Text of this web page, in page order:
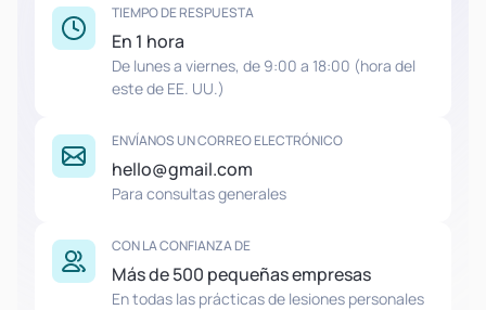
TIEMPO DE RESPUESTA
En 1 hora
De lunes a viernes, de 9:00 a 18:00 (hora del
este de EE. UU.)
ENVÍANOS UN CORREO ELECTRÓNICO
hello@gmail.com
Para consultas generales
CON LA CONFIANZA DE
Más de 500 pequeñas empresas
En todas las prácticas de lesiones personales